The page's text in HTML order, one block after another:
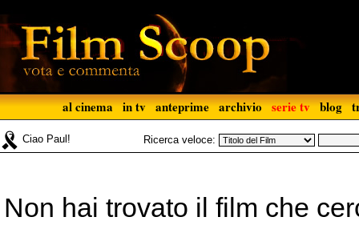
al cinema in tv anteprime archivio serie tv blog
Ciao Paul! Ricerca veloce:
Non hai trovato il film che